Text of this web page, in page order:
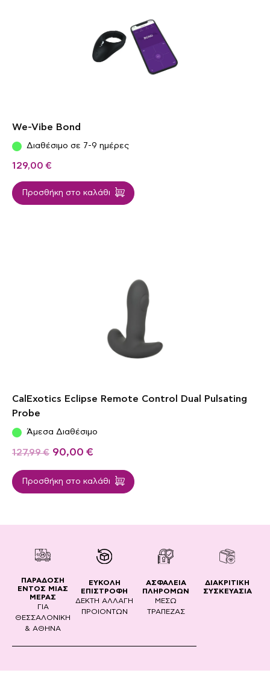
We-Vibe Bond
Διαθέσιμο σε 7-9 ημέρες
129,00 €
Προσθήκη στο καλάθι
CalExotics Eclipse Remote Control Dual Pulsating
Probe
Άμεσα Διαθέσιμο
127,99€ 90,00 €
Προσθήκη στο καλάθι
ΠΑΡΑΔΟΣΗ
ΕΝΤΟΣ ΜΙΑΣ
ΜΕΡΑΣ
ΓΙΑ
ΘΕΣΣΑΛΟΝΙΚΗ
& ΑΘΗΝΑ
ΕΥΚΟΛΗ
ΕΠΙΣΤΡΟΦΗ
ΔΕΚΤΗ ΑΛΛΑΓΗ
ΠΡΟΙΟΝΤΩΝ
ΑΣΦΑΛΕΙΑ
ΠΛΗΡΟΜΩΝ
ΜΕΣΩ
ΤΡΑΠΕΖΑΣ
ΔΙΑΚΡΙΤΙΚΗ
ΣΥΣΚΕΥΑΣΙΑ